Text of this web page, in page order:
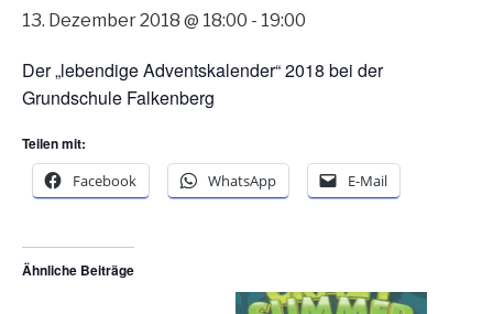
13. Dezember 2018 @ 18:00 - 19:00
Der „lebendige Adventskalender“ 2018 bei der
Grundschule Falkenberg
Teilen mit:
Facebook
WhatsApp E-Mail
Ähnliche Beiträge